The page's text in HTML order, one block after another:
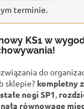
terminie.
KS1 w
do
sklepie? kompletny
stałe nogi SP1,
równowagę